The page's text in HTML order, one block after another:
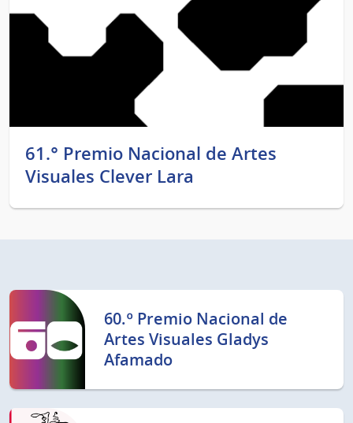
61.° Premio Nacional de Artes
Visuales Clever Lara
60.º Premio Nacional de
Artes Visuales Gladys
Afamado